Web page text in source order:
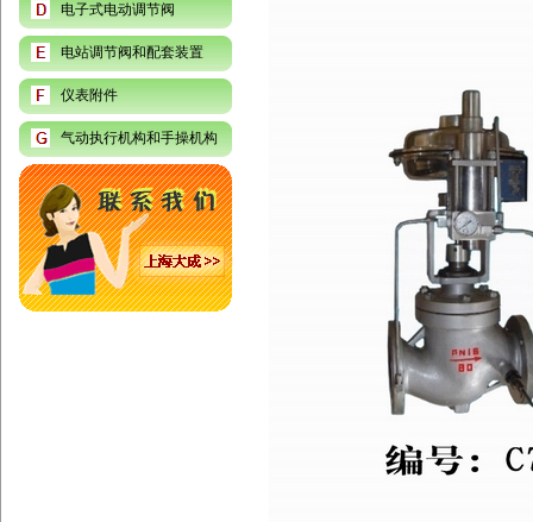
电子式电动调节阀
电站调节阀和配套装置
仪表附件
气动执行机构和手操机构